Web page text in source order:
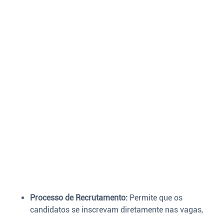
Processo de Recrutamento: Permite que os
candidatos se inscrevam diretamente nas vagas,